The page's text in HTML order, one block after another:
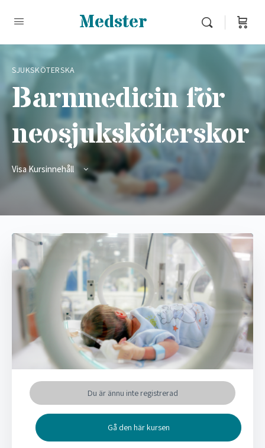
Medster
SJUKSKÖTERSKA
Barnmedicin för
neosjuksköterskor
Visa Kursinnehåll
Du är ännu inte registrerad
Gå den här kursen